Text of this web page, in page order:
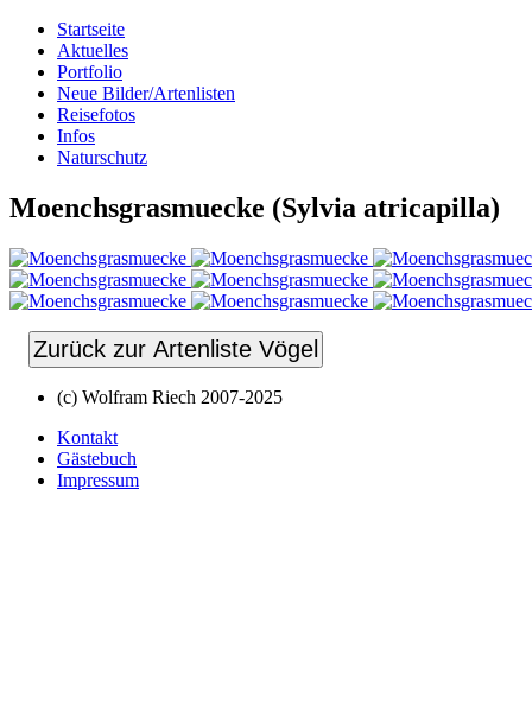
Startseite
Aktuelles
Portfolio
Neue Bilder/Artenlisten
Reisefotos
Infos
Naturschutz
Moenchsgrasmuecke (Sylvia atricapilla)
Zurück zur Artenliste Vögel
(c) Wolfram Riech 2007-2025
Kontakt
Gästebuch
Impressum